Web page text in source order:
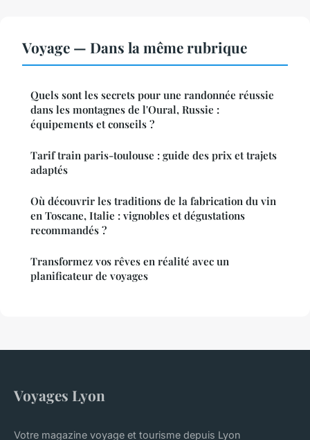
Voyage — Dans la même rubrique
Quels sont les secrets pour une randonnée réussie
dans les montagnes de l'Oural, Russie :
équipements et conseils ?
Tarif train paris-toulouse : guide des prix et trajets
adaptés
Où découvrir les traditions de la fabrication du vin
en Toscane, Italie : vignobles et dégustations
recommandés ?
Transformez vos rêves en réalité avec un
planificateur de voyages
Voyages Lyon
Votre magazine voyage et tourisme depuis Lyon